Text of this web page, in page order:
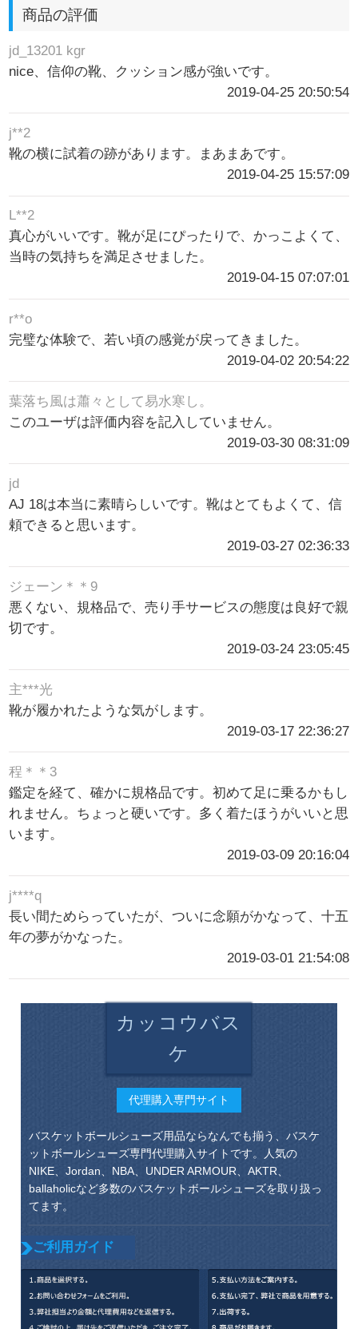
商品の評価
jd_13201 kgr
nice、信仰の靴、クッション感が強いです。
2019-04-25 20:50:54
j**2
靴の横に試着の跡があります。まあまあです。
2019-04-25 15:57:09
L**2
真心がいいです。靴が足にぴったりで、かっこよくて、
当時の気持ちを満足させました。
2019-04-15 07:07:01
r**o
完璧な体験で、若い頃の感覚が戻ってきました。
2019-04-02 20:54:22
葉落ち風は蕭々として易水寒し。
このユーザは評価内容を記入していません。
2019-03-30 08:31:09
jd
AJ 18は本当に素晴らしいです。靴はとてもよくて、信
頼できると思います。
2019-03-27 02:36:33
ジェーン＊＊9
悪くない、規格品で、売り手サービスの態度は良好で親
切です。
2019-03-24 23:05:45
主***光
靴が履かれたような気がします。
2019-03-17 22:36:27
程＊＊3
鑑定を経て、確かに規格品です。初めて足に乗るかもし
れません。ちょっと硬いです。多く着たほうがいいと思
います。
2019-03-09 20:16:04
j****q
長い間ためらっていたが、ついに念願がかなって、十五
年の夢がかなった。
2019-03-01 21:54:08
カッコウバス
ケ
代理購入専門サイト
バスケットボールシューズ用品ならなんでも揃う、バスケ
ットボールシューズ専門代理購入サイトです。人気の
NIKE、Jordan、NBA、UNDER ARMOUR、AKTR、
ballaholicなど多数のバスケットボールシューズを取り扱っ
てます。
ご利用ガイド